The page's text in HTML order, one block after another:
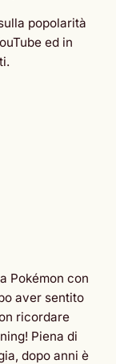
popolarità
ed in
Pokémon con
aver sentito
ricordare
Piena di
dopo anni è